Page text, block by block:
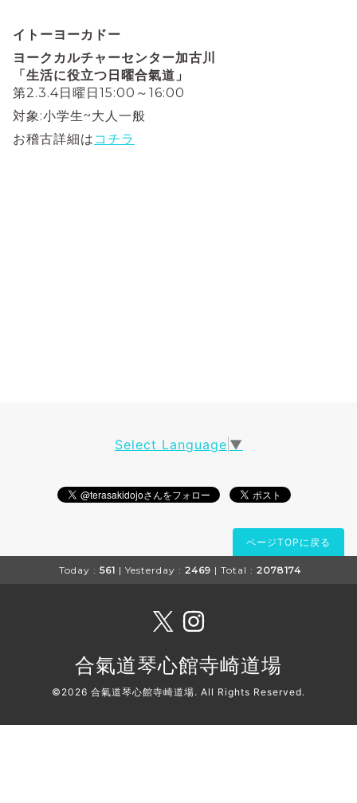
イトーヨーカドー
ヨークカルチャーセンター加古川
「生活に役立つ日曜合氣道」
第2.3.4日曜日15:00～16:00
対象:小学生~大人一般
お稽古詳細は コチラ
Select Language ▼
ページTOPに戻る
Today : 561 | Yesterday : 2469 | Total : 2078174
合氣道琴心館寺崎道場
©2026 合氣道琴心館寺崎道場. All Rights Reserved.